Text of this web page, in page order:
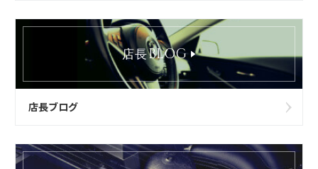
店長BLOG
店長ブログ